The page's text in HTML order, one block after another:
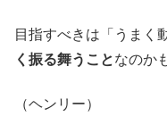
目指すべきは「うまく
く振る舞うことなのか
（ヘンリー）